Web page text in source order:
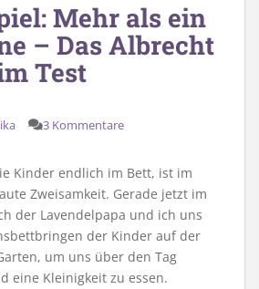
Mehr als ein
– Das Albrecht
Test
3 Kommentare
Kinder endlich im Bett, ist im
Zweisamkeit. Gerade jetzt im
der Lavendelpapa und ich uns
der Kinder auf der
um uns über den Tag
eine Kleinigkeit zu essen.